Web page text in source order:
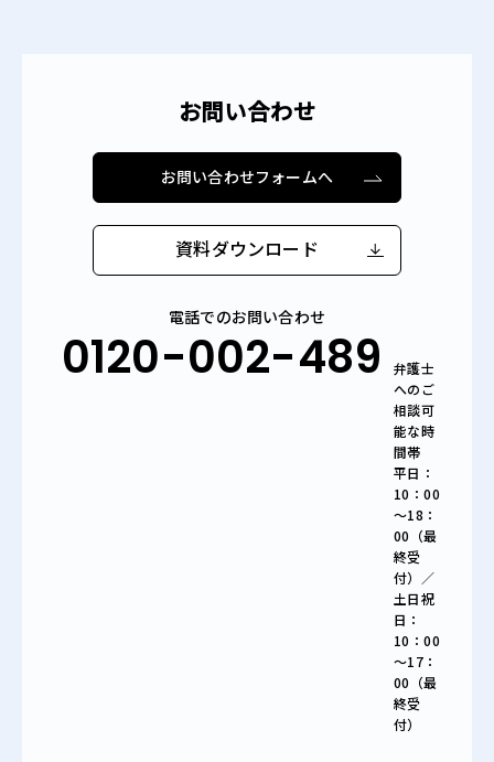
お問い合わせ
お問い合わせフォームへ
資料ダウンロード
電話でのお問い合わせ
0120-002-489
弁護士
へのご
相談可
能な時
間帯
平日：
10：00
～18：
00（最
終受
付）／
土日祝
日：
10：00
～17：
00（最
終受
付）